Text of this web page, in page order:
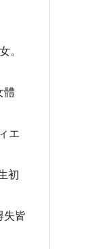
。
體
エ
初
失皆